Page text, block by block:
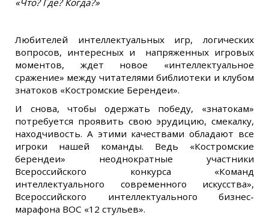
«Что? Где? Когда?»
Любителей интеллектуальных игр, логических
вопросов, интересных и напряженных игровых
моментов, ждет новое «интеллектуальное
сражение» между читателями библиотеки и клубом
знатоков «Костромские Берендеи».
И снова, чтобы одержать победу, «знатокам»
потребуется проявить свою эрудицию, смекалку,
находчивость. А этими качествами обладают все
игроки нашей команды. Ведь «Костромские
берендеи» неоднократные участники
Всероссийского конкурса «Команд
интеллектуального современного искусства»,
Всероссийского интеллектуального бизнес-
марафона ВОС «12 стульев».